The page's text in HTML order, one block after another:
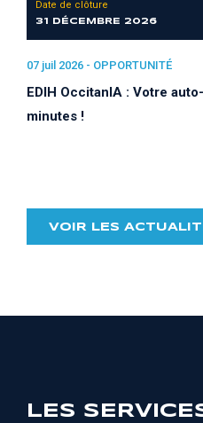
Date de clôture
31 DÉCEMBRE 2026
07 juil 2026 - OPPORTUNITÉ
EDIH OccitanIA : Votre
minutes !
VOIR LES
LES